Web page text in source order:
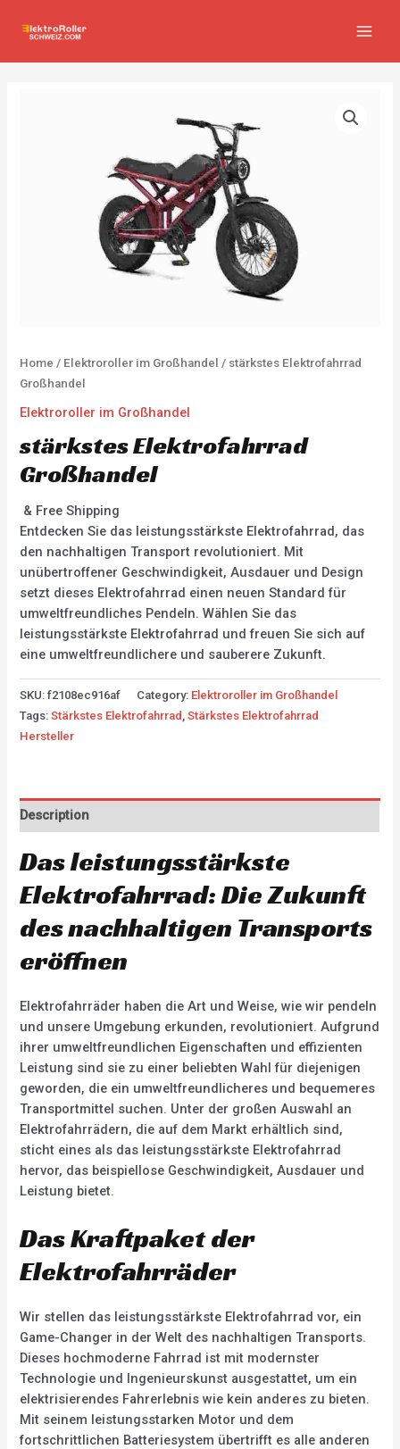
Inhalt
Home / Elektroroller im Großhandel / stärkstes Elektrofahrrad
Großhandel
Elektroroller im Großhandel
stärkstes Elektrofahrrad
Großhandel
& Free Shipping
Entdecken Sie das leistungsstärkste Elektrofahrrad, das
den nachhaltigen Transport revolutioniert. Mit
unübertroffener Geschwindigkeit, Ausdauer und Design
setzt dieses Elektrofahrrad einen neuen Standard für
umweltfreundliches Pendeln. Wählen Sie das
leistungsstärkste Elektrofahrrad und freuen Sie sich auf
eine umweltfreundlichere und sauberere Zukunft.
SKU:f2108ec916af Category: Elektroroller im Großhandel
Tags:Stärkstes Elektrofahrrad ,Stärkstes Elektrofahrrad
Hersteller
Description
Das leistungsstärkste
Elektrofahrrad: Die Zukunft
des nachhaltigen Transports
eröffnen
Elektrofahrräder haben die Art und Weise, wie wir pendeln
und unsere Umgebung erkunden, revolutioniert. Aufgrund
ihrer umweltfreundlichen Eigenschaften und effizienten
Leistung sind sie zu einer beliebten Wahl für diejenigen
geworden, die ein umweltfreundlicheres und bequemeres
Transportmittel suchen. Unter der großen Auswahl an
Elektrofahrrädern, die auf dem Markt erhältlich sind,
sticht eines als das leistungsstärkste Elektrofahrrad
hervor, das beispiellose Geschwindigkeit, Ausdauer und
Leistung bietet.
Das Kraftpaket der
Elektrofahrräder
Wir stellen das leistungsstärkste Elektrofahrrad vor, ein
Game-Changer in der Welt des nachhaltigen Transports.
Dieses hochmoderne Fahrrad ist mit modernster
Technologie und Ingenieurskunst ausgestattet, um ein
elektrisierendes Fahrerlebnis wie kein anderes zu bieten.
Mit seinem leistungsstarken Motor und dem
fortschrittlichen Batteriesystem übertrifft es alle anderen